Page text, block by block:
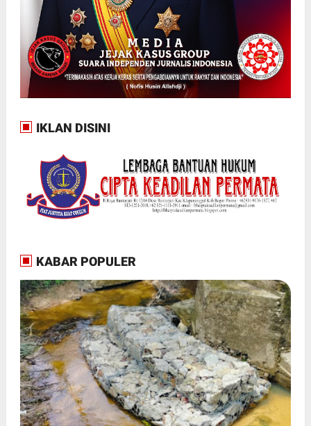
IKLAN DISINI
KABAR POPULER